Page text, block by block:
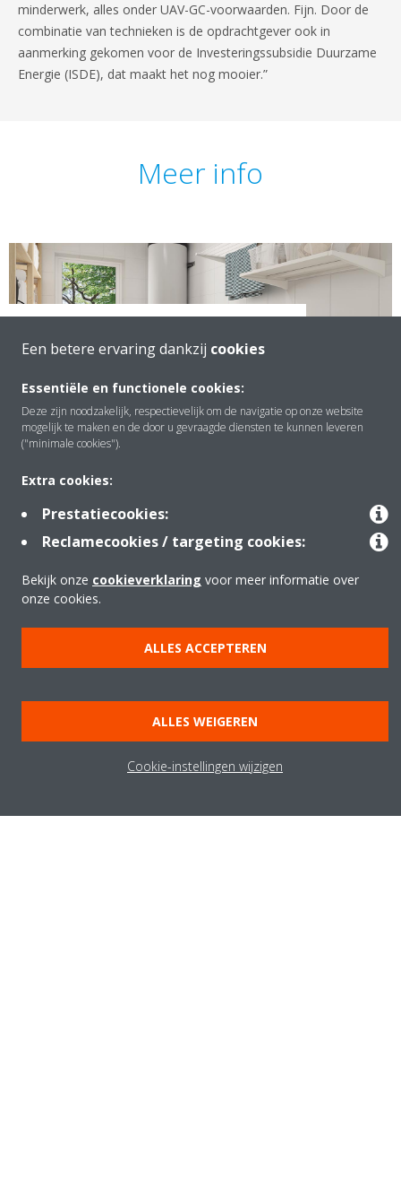
minderwerk, alles onder UAV-GC-voorwaarden. Fijn. Door de
combinatie van technieken is de opdrachtgever ook in
aanmerking gekomen voor de Investeringssubsidie Duurzame
Energie (ISDE), dat maakt het nog mooier.”
Meer info
Daikin Altherma Hybride warmtepomp
Onze andere casestudies
Een betere ervaring dankzij cookies
Essentiële en functionele cookies:
Deze zijn noodzakelijk, respectievelijk om de navigatie op onze website
mogelijk te maken en de door u gevraagde diensten te kunnen leveren
("minimale cookies").
Extra cookies:
Prestatiecookies:
Reclamecookies / targeting cookies:
Bekijk onze cookieverklaring voor meer informatie over
onze cookies.
ALLES ACCEPTEREN
ALLES WEIGEREN
Cookie-instellingen wijzigen